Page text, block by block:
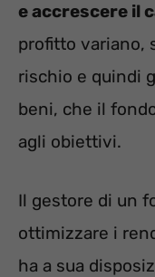
e accrescere il
profitto variano,
rischio e quindi
beni, che il
agli obiettivi.
Il gestore di un
ottimizzare i
ha a sua